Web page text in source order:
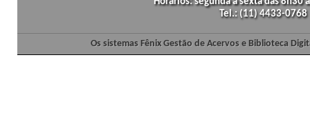
Tel.: (11) 4433-
Os sistemas Fênix Gestão de Acervos e Biblioteca